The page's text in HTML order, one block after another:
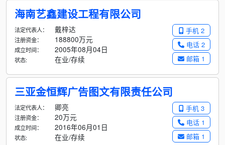
海南艺鑫建设工程有限公司
手机 2
电话 2
邮箱 1
法定代表人： 戴梓达
注册资金： 188800万元
成立时间： 2005年08月04日
状态: 在业/存续
三亚金恒辉广告图文有限责任公司
手机 3
电话 1
邮箱 1
法定代表人： 卿亮
注册资金： 20万元
成立时间： 2016年06月01日
状态: 在业/存续